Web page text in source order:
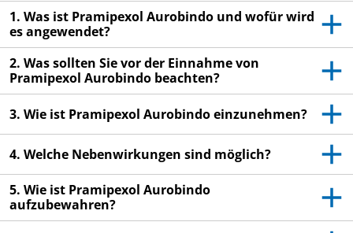
Wenn Sie weitere Fragen haben, wenden Sie sich
an Ihren Arzt oder Apotheker.
Dieses Arzneimittel wurde Ihnen persönlich
verschrieben. Geben Sie es nicht an Dritte weiter.
Es kann anderen Menschen schaden, auch wenn
diese die gleichen Beschwerden haben wie Sie.
Wenn Sie Nebenwirkungen bemerken, wenden Sie
sich an Ihren Arzt oder Apotheker. Dies gilt auch
für Nebenwirkungen, die nicht in dieser
Packungsbeilage angegeben sind. Siehe Abschnitt
4.
1. Was ist Pramipexol Aurobindo und wofür wird
es angewendet?
2. Was sollten Sie vor der Einnahme von
Pramipexol Aurobindo beachten?
3. Wie ist Pramipexol Aurobindo einzunehmen?
4. Welche Nebenwirkungen sind möglich?
5. Wie ist Pramipexol Aurobindo
aufzubewahren?